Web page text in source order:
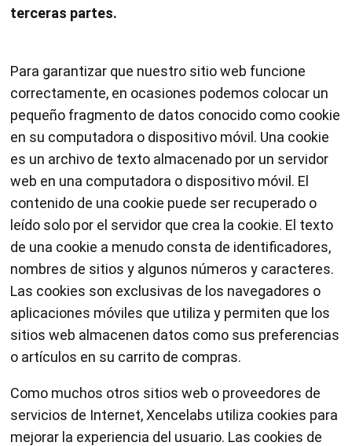
terceras partes.
Para garantizar que nuestro sitio web funcione
correctamente, en ocasiones podemos colocar un
pequeño fragmento de datos conocido como cookie
en su computadora o dispositivo móvil. Una cookie
es un archivo de texto almacenado por un servidor
web en una computadora o dispositivo móvil. El
contenido de una cookie puede ser recuperado o
leído solo por el servidor que crea la cookie. El texto
de una cookie a menudo consta de identificadores,
nombres de sitios y algunos números y caracteres.
Las cookies son exclusivas de los navegadores o
aplicaciones móviles que utiliza y permiten que los
sitios web almacenen datos como sus preferencias
o artículos en su carrito de compras.
Como muchos otros sitios web o proveedores de
servicios de Internet, Xencelabs utiliza cookies para
mejorar la experiencia del usuario. Las cookies de